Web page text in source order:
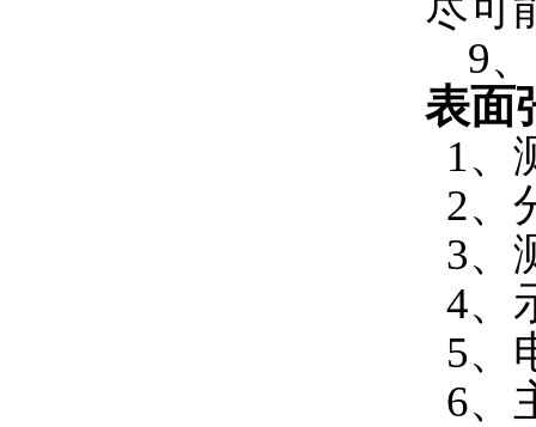
9、
表面
1、
2、
3、
4、
5、
6、